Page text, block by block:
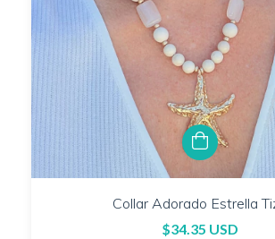
Collar Adorado Estrella
$34.35 USD